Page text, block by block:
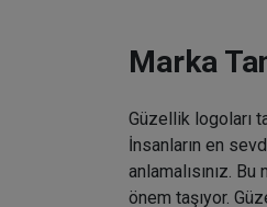
Marka
Güzellik logoları
İnsanların en
anlamalısınız.
önem taşıyor.